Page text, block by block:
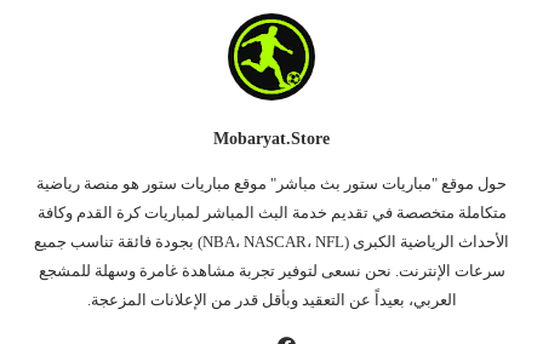
Mobaryat.store
حول موقع "مباريات ستور بث مباشر" موقع مباريات ستور هو منصة رياضية
متكاملة متخصصة في تقديم خدمة البث المباشر لمباريات كرة القدم وكافة
الأحداث الرياضية الكبرى (NBA، NASCAR، NFL) بجودة فائقة تناسب جميع
سرعات الإنترنت. نحن نسعى لتوفير تجربة مشاهدة غامرة وسهلة للمشجع
العربي، بعيداً عن التعقيد وبأقل قدر من الإعلانات المزعجة.